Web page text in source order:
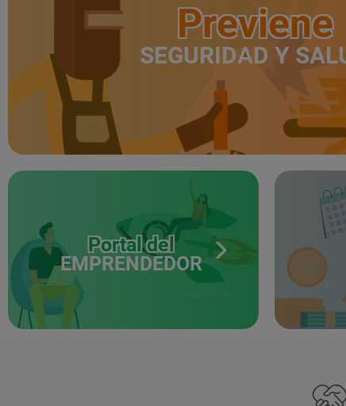
Previene
SEGURIDAD Y
Portal del
EMPRENDEDOR